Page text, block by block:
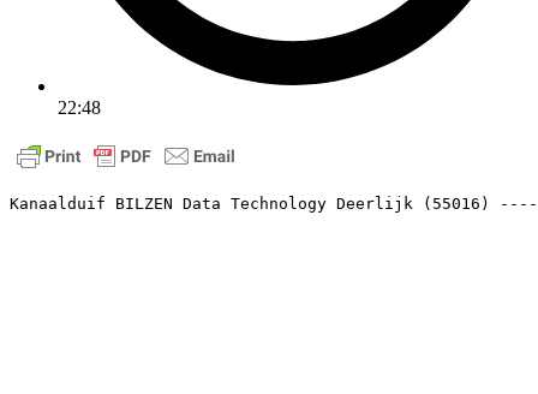
22:48
Kanaalduif BILZEN Data Technology Deerlijk (55016)